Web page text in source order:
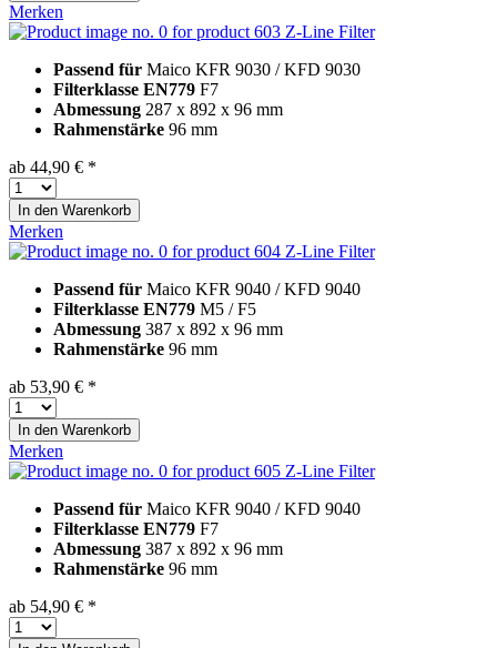
Merken
Z-Line Filter
Passend für Maico KFR 9030 / KFD 9030
Filterklasse EN779 F7
Abmessung 287 x 892 x 96 mm
Rahmenstärke 96 mm
ab 44,90 € *
In den Warenkorb
Merken
Z-Line Filter
Passend für Maico KFR 9040 / KFD 9040
Filterklasse EN779 M5 / F5
Abmessung 387 x 892 x 96 mm
Rahmenstärke 96 mm
ab 53,90 € *
In den Warenkorb
Merken
Z-Line Filter
Passend für Maico KFR 9040 / KFD 9040
Filterklasse EN779 F7
Abmessung 387 x 892 x 96 mm
Rahmenstärke 96 mm
ab 54,90 € *